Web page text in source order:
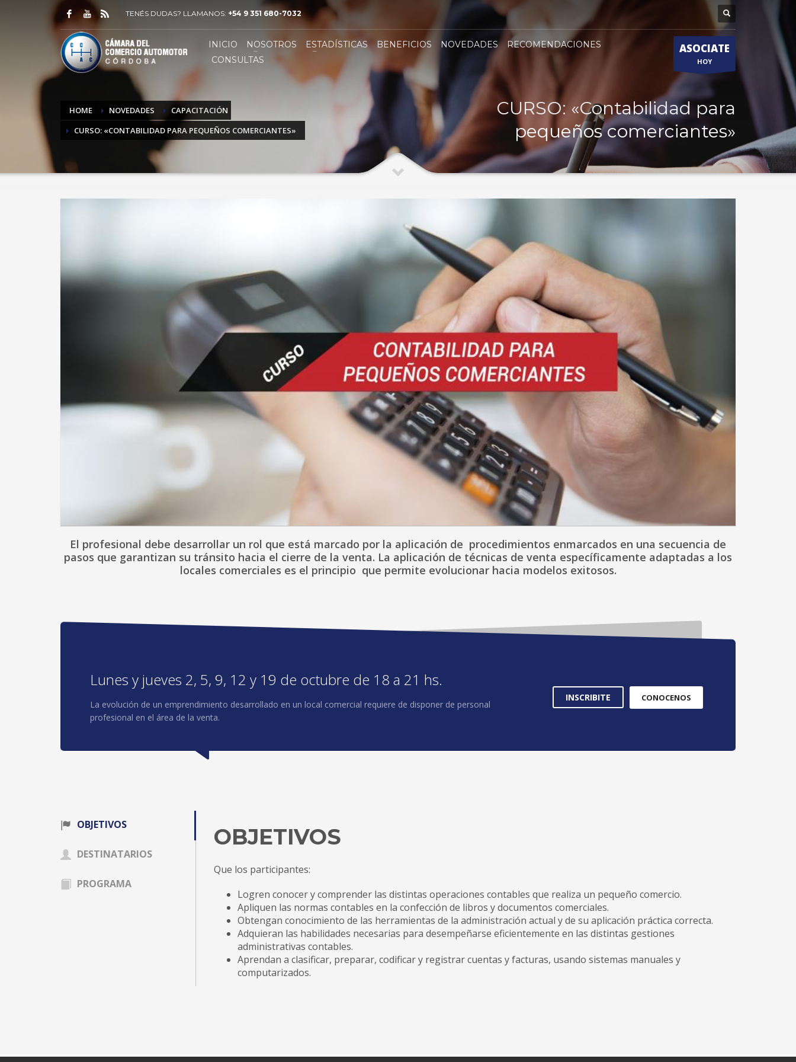
TENÉS DUDAS? LLAMANOS: +54 9 351 680-7032
INICIO NOSOTROS ESTADÍSTICAS BENEFICIOS NOVEDADES
RECOMENDACIONES
CONSULTAS
ASOCIATE
HOY
HOME NOVEDADES
CAPACITACIÓN
CURSO: «CONTABILIDAD PARA PEQUEÑOS COMERCIANTES»
CURSO: «Contabilidad para
pequeños comerciantes»
El profesional debe desarrollar un rol que está marcado por la aplicación de procedimientos enmarcados en una secuencia de
pasos que garantizan su tránsito hacia el cierre de la venta. La aplicación de técnicas de venta específicamente adaptadas a los
locales comerciales es el principio que permite evolucionar hacia modelos exitosos.
Lunes y jueves 2, 5, 9, 12 y 19 de octubre de 18 a 21 hs.
La evolución de un emprendimiento desarrollado en un local comercial requiere de disponer de personal
profesional en el área de la venta.
INSCRIBITE CONOCENOS
OBJETIVOS
DESTINATARIOS
PROGRAMA
OBJETIVOS
Que los participantes:
Logren conocer y comprender las distintas operaciones contables que realiza un pequeño comercio.
Apliquen las normas contables en la confección de libros y documentos comerciales.
Obtengan conocimiento de las herramientas de la administración actual y de su aplicación práctica correcta.
Adquieran las habilidades necesarias para desempeñarse eficientemente en las distintas gestiones
administrativas contables.
Aprendan a clasificar, preparar, codificar y registrar cuentas y facturas, usando sistemas manuales y
computarizados.